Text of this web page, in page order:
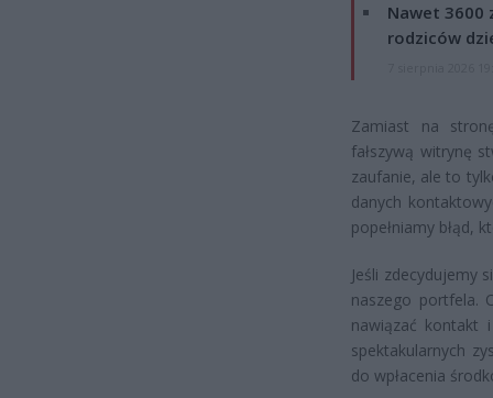
Nawet 3600
rodziców
Zamiast na
fałszywą witrynę
zaufanie, ale to
danych
popełniamy błąd,
Jeśli zdecydujemy
naszego portfela.
nawiązać kontakt
spektakularnych
do wpłacenia